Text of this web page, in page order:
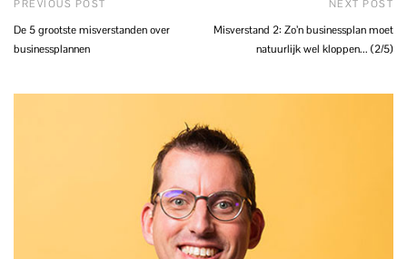
PREVIOUS POST
De 5 grootste misverstanden over
businessplannen
NEXT POST
Misverstand 2: Zo’n businessplan moet
natuurlijk wel kloppen... (2/5)